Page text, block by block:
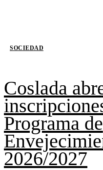
SOCIEDAD
Coslada
Programa de
2026/2027